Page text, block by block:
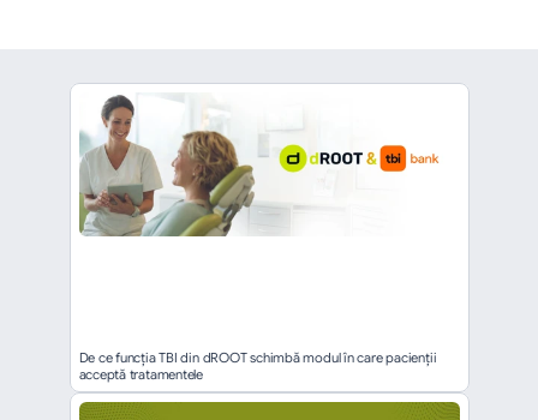
De ce funcția TBI din dROOT schimbă modul în care pacienții
acceptă tratamentele